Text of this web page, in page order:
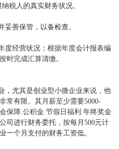
税人的真实财务状况。
妥善保管，以备检查。
度经营状况；根据年度会计报表编
时完成汇算清缴。
，尤其是创业型小微企业来说，他
常有限。其月薪至少需要5000-
保障.公积金.节假日福利.年终奖金
司进行财务委托，按每月500元计
一个月支付的财务工资低。